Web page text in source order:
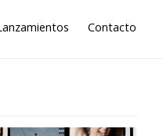
Contacto